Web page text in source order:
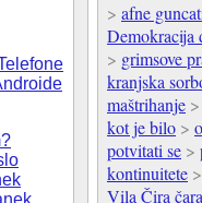
> afne
Demokracija
> grimsove
kranjska
maštrihanje >
kot je bilo >
potvitati se >
kontinuitete >
Vila Čira čara